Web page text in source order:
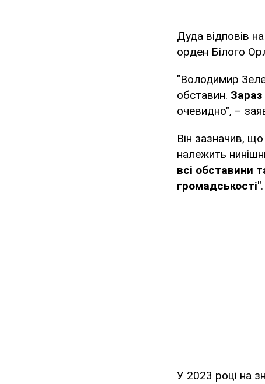
Дуда відповів
орден Білого
"Володимир
обставин.
очевидно", –
Він зазначив,
належить
всі обставини
громадськості".
У 2023 році на